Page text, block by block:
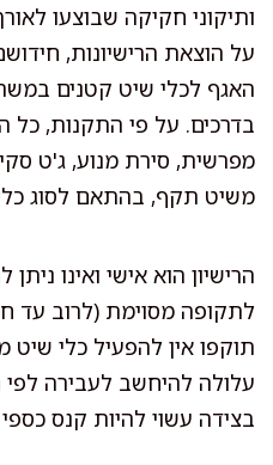
ותיקוני חקיקה שבוצעו
על הוצאת הרישיונות,
האגף לכלי שיט קטנים
בדרכים. על פי התקנות, כל
מפרשית, סירת מנוע, ג'ט סקי
משיט תקף, בהתאם לסוג כלי
הרישיון הוא אישי ואינו
לתקופה מסוימת (לרוב עד
תוקפו אין להפעיל כלי
עלולה להיחשב לעבירה
בצידה עשוי להיות קנס